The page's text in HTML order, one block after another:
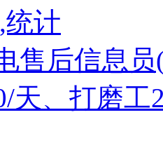
计
售后信息
天、打磨工